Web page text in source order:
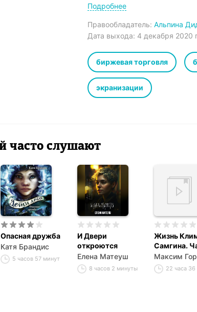
непрерывно возрастающие
трагедии: самые лучшие,
стали массово кончать
сделали это и заработали
смогли разглядеть даже
читается на одном дыхании.
Подробнее
Правообладатель: Альпина
Дата выхода: 4 декабря 2020
биржевая торговля
экранизации
часто слушают
Опасная дружба
Катя Брандис
5 часов 57 минут
И Двери
откроются
Елена Матеуш
8 часов 2 минуты
Жизнь
Самгина.
Максим
22 часа